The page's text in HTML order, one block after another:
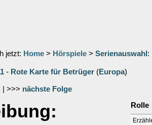
jetzt: Home > Hörspiele > Serienauswahl :
- Rote Karte für Betrüger (Europa)
| >>> nächste Folge
Rolle